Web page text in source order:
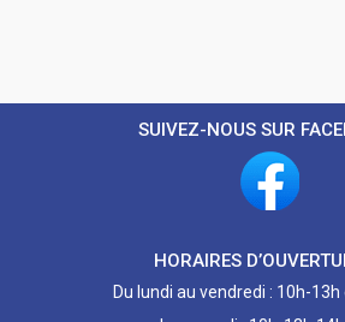
SUIVEZ-NOUS SUR
HORAIRES
Du lundi au vendredi : 10h-